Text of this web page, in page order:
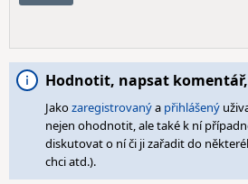
Hodnotit, napsat
Jakozaregistrovanýa přihlášený
nejen ohodnotit, ale také k ní
diskutovat o ní či ji zařadit do
chci atd.).